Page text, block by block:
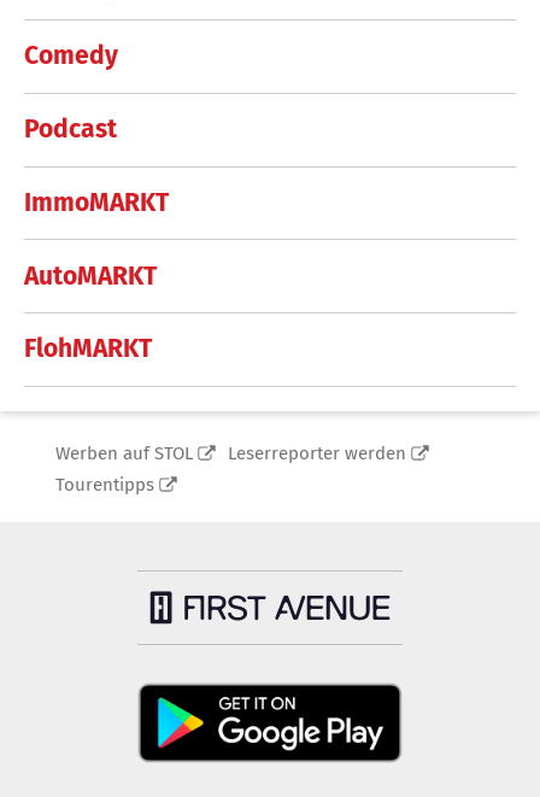
Comedy
Podcast
ImmoMARKT
AutoMARKT
FlohMARKT
Werben auf STOL
Leserreporter werden
Tourentipps